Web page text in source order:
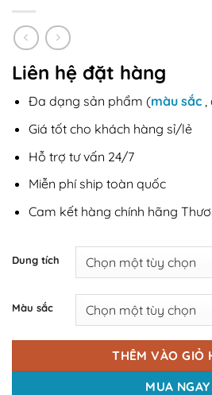
Liên hệ đặt hàng
Đa dạng sản phẩm (màu sắc,
Giá tốt cho khách hàng sỉ/lẻ
Hỗ trợ tư vấn 24/7
Miễn phí ship toàn quốc
Cam kết hàng chính hãng
Dung tích
Màu sắc
THÊM VÀO GIỎ
MUA NGAY